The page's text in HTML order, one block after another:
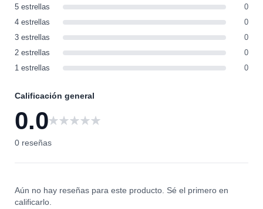
5 estrellas
0
4 estrellas
0
3 estrellas
0
2 estrellas
0
1 estrellas
0
Calificación general
0.0
0 reseñas
Aún no hay reseñas para este producto. Sé el primero en
calificarlo.